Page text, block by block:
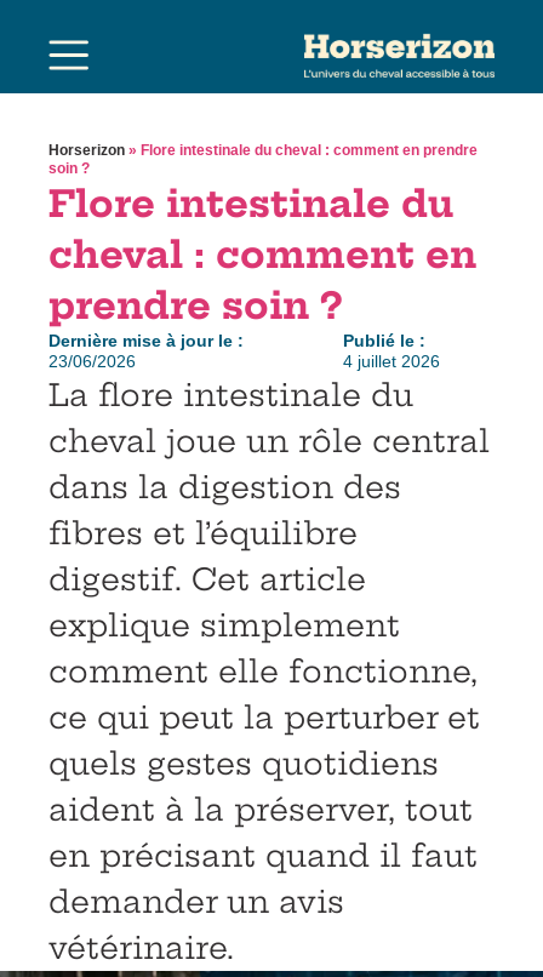
Horserizon » Flore intestinale du cheval : comment en prendre
soin ?
Flore intestinale du
cheval : comment en
prendre soin ?
Dernière mise à jour le :
23/06/2026
Publié le :
4 juillet 2026
La flore intestinale du
cheval joue un rôle central
dans la digestion des
fibres et l’équilibre
digestif. Cet article
explique simplement
comment elle fonctionne,
ce qui peut la perturber et
quels gestes quotidiens
aident à la préserver, tout
en précisant quand il faut
demander un avis
vétérinaire.